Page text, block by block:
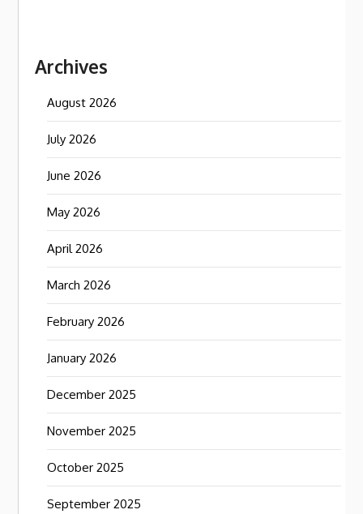
Archives
August 2026
July 2026
June 2026
May 2026
April 2026
March 2026
February 2026
January 2026
December 2025
November 2025
October 2025
September 2025